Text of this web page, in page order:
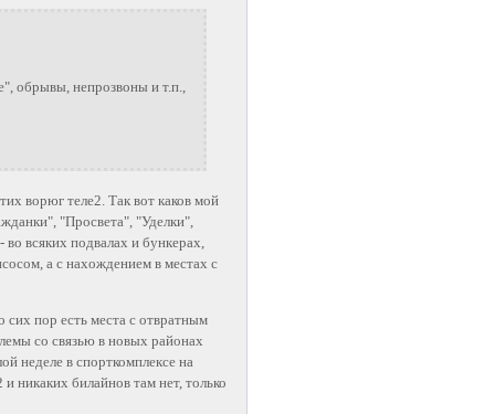
обрывы, непрозвоны и т.п.,
ворюг теле2. Так вот каков мой
"Просвета", "Уделки",
всяких подвалах и бункерах,
а с нахождением в местах с
сих пор есть места с отвратным
со связью в новых районах
неделе в спорткомплексе на
и никаких билайнов там нет, только